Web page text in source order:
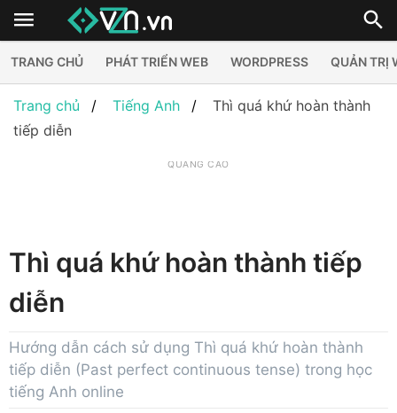
TRANG CHỦ PHÁT TRIỂN WEB WORDPRESS QUẢN TRỊ
Trang chủ Tiếng Anh
Thì quá khứ hoàn thành
tiếp diễn
QUẢNG CÁO
Thì quá khứ hoàn thành tiếp
diễn
Hướng dẫn cách sử dụng Thì quá khứ hoàn thành
tiếp diễn (Past perfect continuous tense) trong học
tiếng Anh online